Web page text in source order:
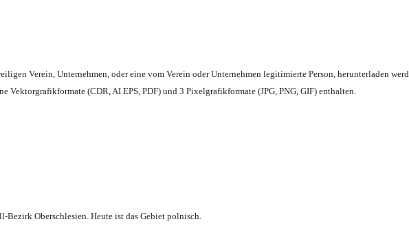
Verein, Unternehmen, oder eine vom Verein oder Unternehmen legitimierte Person, herunterladen
Vektorgrafikformate (CDR, AI EPS, PDF) und 3 Pixelgrafikformate (JPG, PNG, GIF) enthalten.
Bezirk Oberschlesien. Heute ist das Gebiet polnisch.